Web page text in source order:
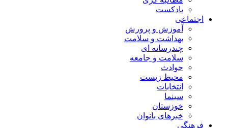
پادکست
اجتماعی
آموزش و پرورش
بهداشت و سلامت
چندرسانه ای
سلامت و جامعه
حوادث
محیط زیست
انتخابات
سینما
خوزستان
خبرهای بانوان
فرهنگی